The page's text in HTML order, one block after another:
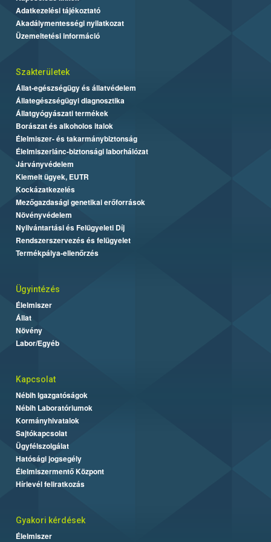
Adatkezelési tájékoztató
Akadálymentességi nyilatkozat
Üzemeltetési információ
Szakterületek
Állat-egészségügy és állatvédelem
Állategészségügyi diagnosztika
Állatgyógyászati termékek
Borászat és alkoholos italok
Élelmiszer- és takarmánybiztonság
Élelmiszerlánc-biztonsági laborhálózat
Járványvédelem
Kiemelt ügyek, EUTR
Kockázatkezelés
Mezőgazdasági genetikai erőforrások
Növényvédelem
Nyilvántartási és Felügyeleti Díj
Rendszerszervezés és felügyelet
Termékpálya-ellenőrzés
Ügyintézés
Élelmiszer
Állat
Növény
Labor/Egyéb
Kapcsolat
Nébih Igazgatóságok
Nébih Laboratóriumok
Kormányhivatalok
Sajtókapcsolat
Ügyfélszolgálat
Hatósági jogsegély
Élelmiszermentő Központ
Hírlevél feliratkozás
Gyakori kérdések
Élelmiszer